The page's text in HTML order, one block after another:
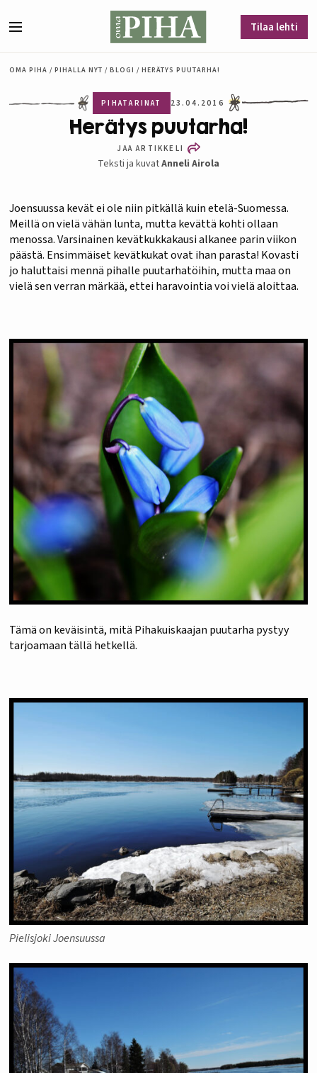
Tilaa lehti
OMA PIHA / PIHALLA NYT / BLOGI / HERÄTYS PUUTARHA!
PIHATARINAT 23.04.2016
Herätys puutarha!
JAA ARTIKKELI
Teksti ja kuvatAnneli Airola
Joensuussa kevät ei ole niin pitkällä kuin etelä-Suomessa.
Meillä on vielä vähän lunta, mutta kevättä kohti ollaan
menossa. Varsinainen kevätkukkakausi alkanee parin viikon
päästä. Ensimmäiset kevätkukat ovat ihan parasta! Kovasti
jo haluttaisi mennä pihalle puutarhatöihin, mutta maa on
vielä sen verran märkää, ettei haravointia voi vielä aloittaa.
Tämä on keväisintä, mitä Pihakuiskaajan puutarha pystyy
tarjoamaan tällä hetkellä.
Pielisjoki Joensuussa